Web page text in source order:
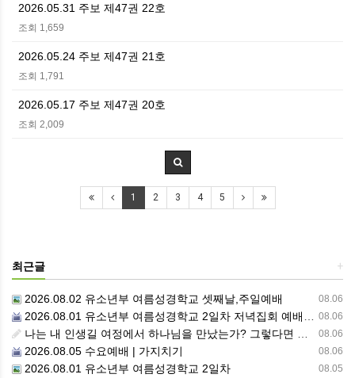
2026.05.31 주보 제47권 22호
조회 1,659
2026.05.24 주보 제47권 21호
조회 1,791
2026.05.17 주보 제47권 20호
조회 2,009
1 2 3 4 5
+
최근글
08.06
2026.08.02 유소년부 여름성경학교 셋째날,주일예배
08.06
2026.08.01 유소년부 여름성경학교 2일차 저녁집회 예배 실황
08.06
나는 내 인생길 여정에서 하나님을 만났는가? 그렇다면 나의 삶은 어떠한가? 자신을 돌아 봅니다.
08.06
2026.08.05 수요예배 | 가지치기
08.05
2026.08.01 유소년부 여름성경학교 2일차